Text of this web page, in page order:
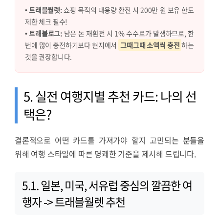
•트래블월렛:쇼핑 목적의 대용량 환전 시 200만 원 보유 한도
제한 체크 필수!
•트래블로그: 남은 돈 재환전 시 1% 수수료가 발생하므로, 한
번에 많이 충전하기보다 현지에서 그때그때 소액씩 충전 하는
것을 권장합니다.
5. 실전 여행지별 추천 카드: 나의 선
택은?
결론적으로 어떤 카드를 가져가야 할지 고민되는 분들을
위해 여행 스타일에 따른 명쾌한 기준을 제시해 드립니다.
5.1. 일본, 미국, 서유럽 중심의 깔끔한 여
행자 -> 트래블월렛 추천